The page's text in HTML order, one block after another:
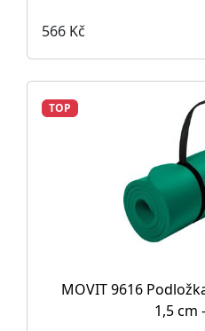
566 Kč
TOP
MOVIT 9616
1,5 cm